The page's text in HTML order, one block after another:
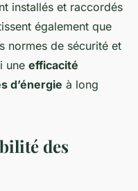
installés et raccordés
également que
normes de sécurité et
une efficacité
d’énergie à long
des